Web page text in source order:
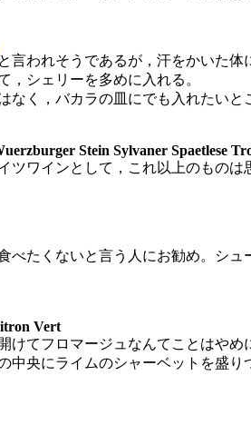
われそうであるが，汗をかいた体
，シェリーを多めに入れる。
く，バカラの皿にでも入れたいと
Stein Sylvaner Spaetlese
ワインとして，これ以上のものは
たくないと言う人にお勧め。シュ
Vert
てフロマージュなんてことはやめ
央にライムのシャーベットを盛り